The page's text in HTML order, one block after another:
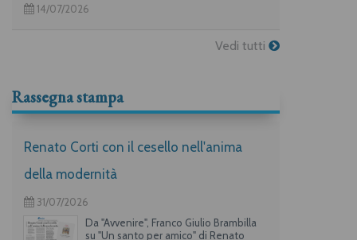
14/07/2026
Vedi tutti
Rassegna stampa
Renato Corti con il cesello nell'anima
della modernità
31/07/2026
Da "Avvenire", Franco Giulio Brambilla
su "Un santo per amico" di Renato